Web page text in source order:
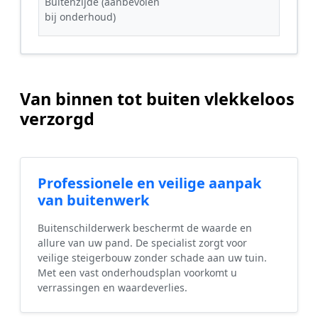
bij onderhoud)
Van binnen tot buiten vlekkeloos
verzorgd
Professionele en veilige aanpak
van buitenwerk
Buitenschilderwerk beschermt de waarde en
allure van uw pand. De specialist zorgt voor
veilige steigerbouw zonder schade aan uw tuin.
Met een vast onderhoudsplan voorkomt u
verrassingen en waardeverlies.